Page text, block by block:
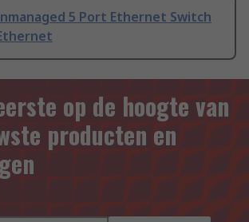
5 Port Ethernet Switch
op de hoogte van
producten en